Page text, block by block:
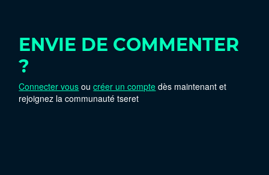
ENVIE DE COMMENTER
?
Connecter vous oucréer un compte dès maintenant et
rejoignez la communauté tseret